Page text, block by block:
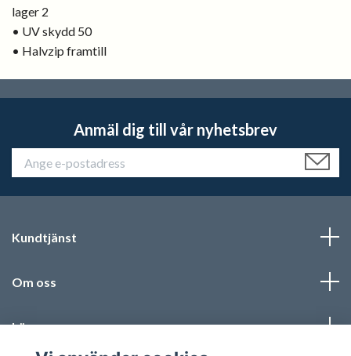
lager 2
• UV skydd 50
• Halvzip framtill
Anmäl dig till vår nyhetsbrev
Kundtjänst
Om oss
Läs mer